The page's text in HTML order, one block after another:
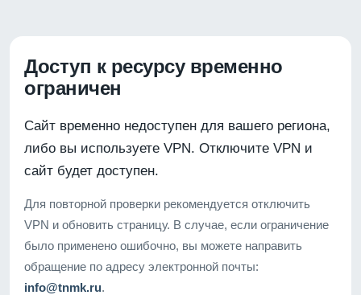
Доступ к ресурсу временно
ограничен
Сайт временно недоступен для вашего региона,
либо вы используете VPN. Отключите VPN и
сайт будет доступен.
Для повторной проверки рекомендуется отключить
VPN и обновить страницу. В случае, если ограничение
было применено ошибочно, вы можете направить
обращение по адресу электронной почты:
info@tnmk.ru.